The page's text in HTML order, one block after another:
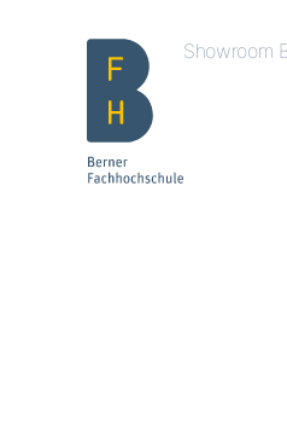
Showroom